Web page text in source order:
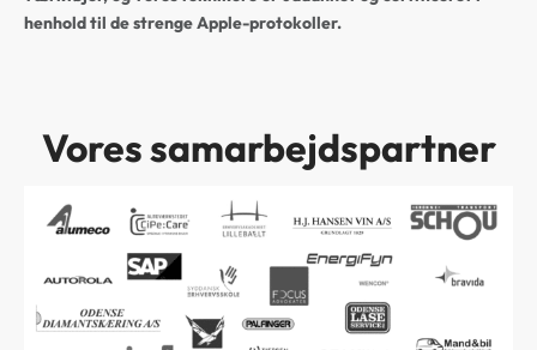
henhold til de strenge Apple-protokoller.
Vores samarbejdspartner